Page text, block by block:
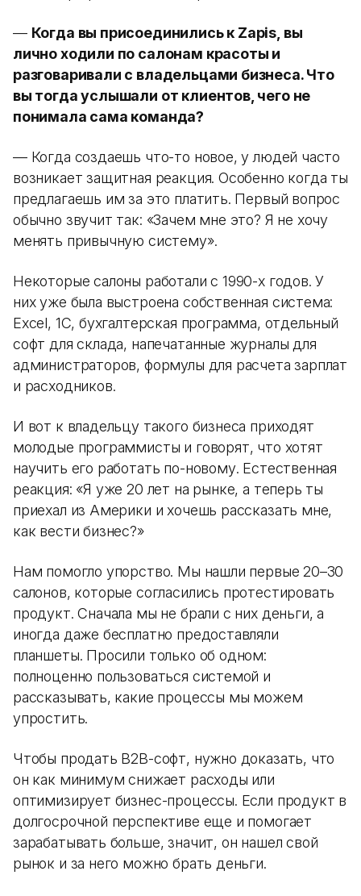
— Когда вы присоединились к Zapis, вы
лично ходили по салонам красоты и
разговаривали с владельцами бизнеса. Что
вы тогда услышали от клиентов, чего не
понимала сама команда?
— Когда создаешь что-то новое, у людей часто
возникает защитная реакция. Особенно когда ты
предлагаешь им за это платить. Первый вопрос
обычно звучит так: «Зачем мне это? Я не хочу
менять привычную систему».
Некоторые салоны работали с 1990-х годов. У
них уже была выстроена собственная система:
Excel, 1С, бухгалтерская программа, отдельный
софт для склада, напечатанные журналы для
администраторов, формулы для расчета зарплат
и расходников.
И вот к владельцу такого бизнеса приходят
молодые программисты и говорят, что хотят
научить его работать по-новому. Естественная
реакция: «Я уже 20 лет на рынке, а теперь ты
приехал из Америки и хочешь рассказать мне,
как вести бизнес?»
Нам помогло упорство. Мы нашли первые 20–30
салонов, которые согласились протестировать
продукт. Сначала мы не брали с них деньги, а
иногда даже бесплатно предоставляли
планшеты. Просили только об одном:
полноценно пользоваться системой и
рассказывать, какие процессы мы можем
упростить.
Чтобы продать B2B-софт, нужно доказать, что
он как минимум снижает расходы или
оптимизирует бизнес-процессы. Если продукт в
долгосрочной перспективе еще и помогает
зарабатывать больше, значит, он нашел свой
рынок и за него можно брать деньги.